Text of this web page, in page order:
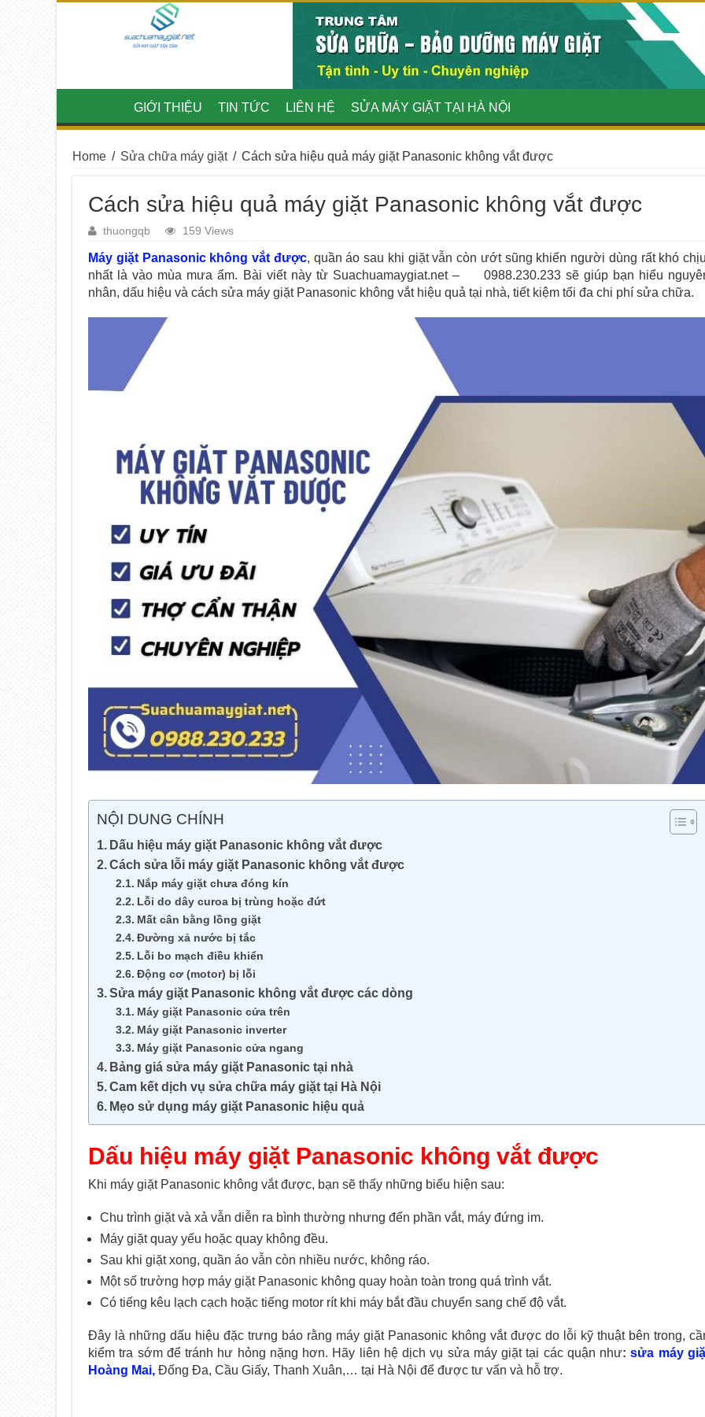
GIỚI THIỆU TIN TỨC LIÊN HỆ SỬA MÁY GIẶT TẠI HÀ NỘI
Home / Sửa chữa máy giặt / Cách sửa hiệu quả máy giặt Panasonic không vắt được
Cách sửa hiệu quả máy giặt Panasonic không vắt được
thuongqb 159 Views
Máy giặt Panasonic không vắt được, quần áo sau khi giặt vẫn còn ướt sũng khiến người dùng rất khó
nhất là vào mùa mưa ẩm. Bài viết này từ Suachuamaygiat.net –
0988.230.233 sẽ giúp bạn hiểu
nhân, dấu hiệu và cách sửa máy giặt Panasonic không vắt hiệu quả tại nhà, tiết kiệm tối đa chi phí sửa chữa.
NỘI DUNG CHÍNH
Dấu hiệu máy giặt Panasonic không vắt được
Cách sửa lỗi máy giặt Panasonic không vắt được
Nắp máy giặt chưa đóng kín
Lỗi do dây curoa bị trùng hoặc đứt
Mất cân bằng lồng giặt
Đường xả nước bị tắc
Lỗi bo mạch điều khiển
Động cơ (motor) bị lỗi
Sửa máy giặt Panasonic không vắt được các dòng
Máy giặt Panasonic cửa trên
Máy giặt Panasonic inverter
Máy giặt Panasonic cửa ngang
Bảng giá sửa máy giặt Panasonic tại nhà
Cam kết dịch vụ sửa chữa máy giặt tại Hà Nội
Mẹo sử dụng máy giặt Panasonic hiệu quả
Dấu hiệu máy giặt Panasonic không vắt được
Khi máy giặt Panasonic không vắt được, bạn sẽ thấy những biểu hiện sau:
Chu trình giặt và xả vẫn diễn ra bình thường nhưng đến phần vắt, máy đứng im.
Máy giặt quay yếu hoặc quay không đều.
Sau khi giặt xong, quần áo vẫn còn nhiều nước, không ráo.
Một số trường hợp máy giặt Panasonic không quay hoàn toàn trong quá trình vắt.
Có tiếng kêu lạch cạch hoặc tiếng motor rít khi máy bắt đầu chuyển sang chế độ vắt.
Đây là những dấu hiệu đặc trưng báo rằng máy giặt Panasonic không vắt được do lỗi kỹ thuật bên trong,
kiểm tra sớm để tránh hư hỏng nặng hơn. Hãy liên hệ dịch vụ sửa máy giặt tại các quận như:sửa máy
Hoàng Mai, Đống Đa, Cầu Giấy, Thanh Xuân,… tại Hà Nội để được tư vấn và hỗ trợ.